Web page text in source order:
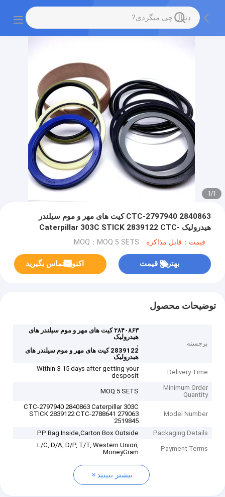
1
/
1
CTC-2797940 2840863 کیت های مهر و موم سیلندر
هیدرولیک Caterpillar 303C STICK 2839122 CTC-
2788641 279063 2519845
قیمت：قابل مذاکره MOQ：MOQ 5 SETS
بهترین قیمت اکنون تماس بگیرید
توضیحات محصول
برجسته
۲۸۴۰۸۶۳ کیت های مهر و موم سیلندر های
هیدرولیک
,
2839122 کیت های مهر و موم سیلندر های
هیدرولیک
Delivery Time
Within 3-15 days after getting your
desposit
Minimum Order
Quantity
MOQ 5 SETS
Model Number
CTC-2797940 2840863 Caterpillar 303C
STICK 2839122 CTC-2788641 279063
2519845
Packaging Details
PP Bag Inside,Carton Box Outside
Payment Terms
L/C, D/A, D/P, T/T, Western Union,
MoneyGram
بیشتر ببینید